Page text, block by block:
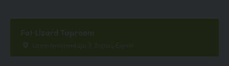
Fat Lizard Taproom
Lämpömiehenkuja 3, Espoo, Espoo